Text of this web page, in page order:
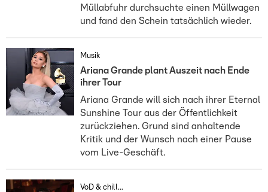
Müllabfuhr durchsuchte einen Müllwagen
und fand den Schein tatsächlich wieder.
Musik
Ariana Grande plant Auszeit nach Ende
ihrer Tour
Ariana Grande will sich nach ihrer Eternal
Sunshine Tour aus der Öffentlichkeit
zurückziehen. Grund sind anhaltende
Kritik und der Wunsch nach einer Pause
vom Live-Geschäft.
VoD & chill...